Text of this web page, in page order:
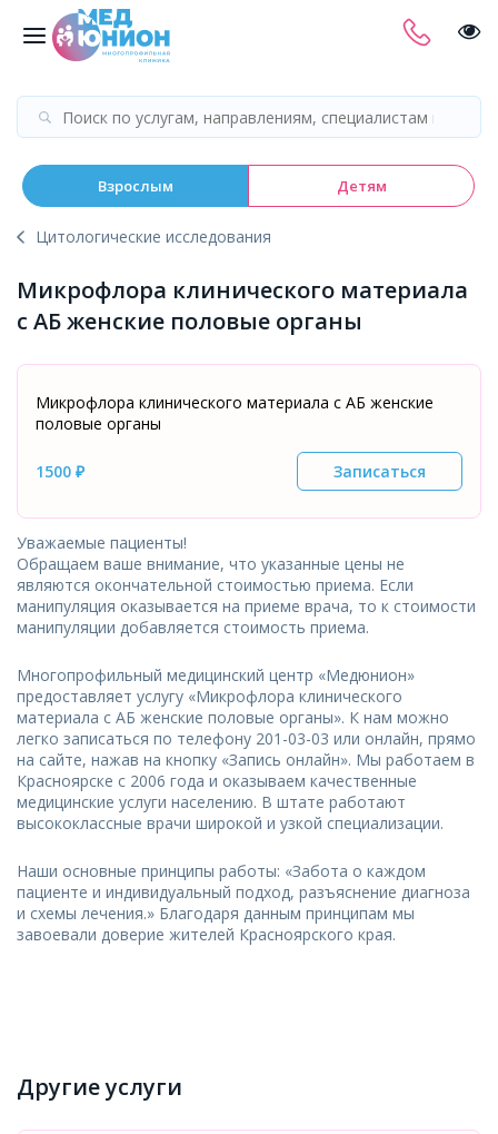
Взрослым Детям
Цитологические исследования
Микрофлора клинического материала
с АБ женские половые органы
Микрофлора клинического материала с АБ женские
половые органы
1500 ₽ Записаться
Уважаемые пациенты!
Обращаем ваше внимание, что указанные цены не
являются окончательной стоимостью приема. Если
манипуляция оказывается на приеме врача, то к стоимости
манипуляции добавляется стоимость приема.
Многопрофильный медицинский центр «Медюнион»
предоставляет услугу «Микрофлора клинического
материала с АБ женские половые органы». К нам можно
легко записаться по телефону 201-03-03 или онлайн, прямо
на сайте, нажав на кнопку «Запись онлайн». Мы работаем в
Красноярске с 2006 года и оказываем качественные
медицинские услуги населению. В штате работают
высококлассные врачи широкой и узкой специализации.
Наши основные принципы работы: «Забота о каждом
пациенте и индивидуальный подход, разъяснение диагноза
и схемы лечения.» Благодаря данным принципам мы
завоевали доверие жителей Красноярского края.
Другие услуги